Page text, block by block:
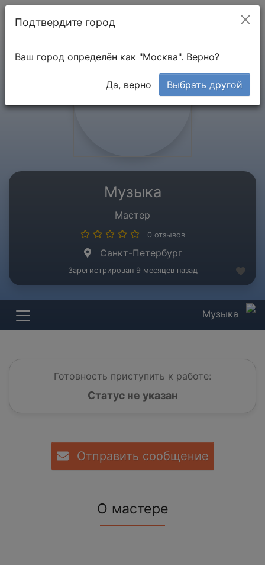
Музыка
Мастер
0 отзывов
Санкт-Петербург
Зарегистрирован 9 месяцев назад
Музыка
Готовность приступить к работе:
Статус не указан
Отправить сообщение
О мастере
Подтвердите город
Ваш город определён как "Москва". Верно?
Да, верно Выбрать другой